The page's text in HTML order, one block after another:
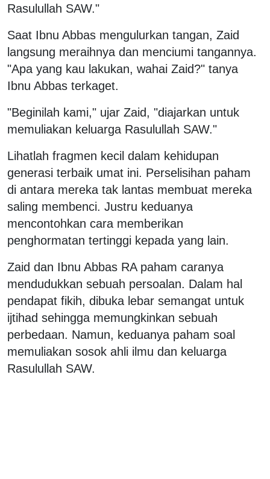
Rasulullah SAW."
Saat Ibnu Abbas mengulurkan tangan, Zaid
langsung meraihnya dan menciumi tangannya.
"Apa yang kau lakukan, wahai Zaid?" tanya
Ibnu Abbas terkaget.
"Beginilah kami," ujar Zaid, "diajarkan untuk
memuliakan keluarga Rasulullah SAW."
Lihatlah fragmen kecil dalam kehidupan
generasi terbaik umat ini. Perselisihan paham
di antara mereka tak lantas membuat mereka
saling membenci. Justru keduanya
mencontohkan cara memberikan
penghormatan tertinggi kepada yang lain.
Zaid dan Ibnu Abbas RA paham caranya
mendudukkan sebuah persoalan. Dalam hal
pendapat fikih, dibuka lebar semangat untuk
ijtihad sehingga memungkinkan sebuah
perbedaan. Namun, keduanya paham soal
memuliakan sosok ahli ilmu dan keluarga
Rasulullah SAW.